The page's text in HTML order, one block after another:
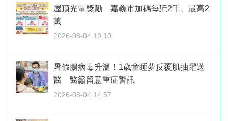
屋頂光電獎勵 嘉義市加碼每瓩2千、最高2
萬
2026-08-04 19:10
暑假腸病毒升溫！1歲童睡夢反覆肌抽躍送
醫 醫籲留意重症警訊
2026-08-04 14:57